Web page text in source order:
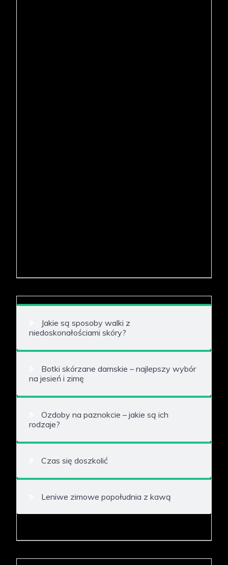
Jakie są sposoby walki z
niedoskonałościami skóry?
Botki skórzane damskie – najlepszy wybór
na jesień i zimę
Ozdoby na paznokcie – jakie są ich
rodzaje?
Czas się doszkolić
Leniwe zimowe popołudnia z kawą